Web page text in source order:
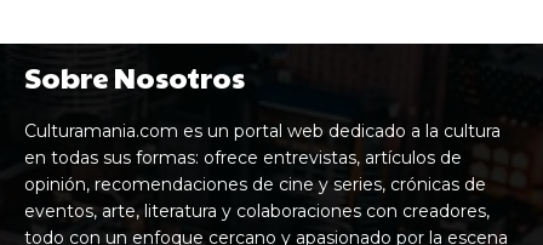
Sobre Nosotros
Culturamania.com es un portal web dedicado a la cultura
en todas sus formas: ofrece entrevistas, artículos de
opinión, recomendaciones de cine y series, crónicas de
eventos, arte, literatura y colaboraciones con creadores,
todo con un enfoque cercano y apasionado por la escena